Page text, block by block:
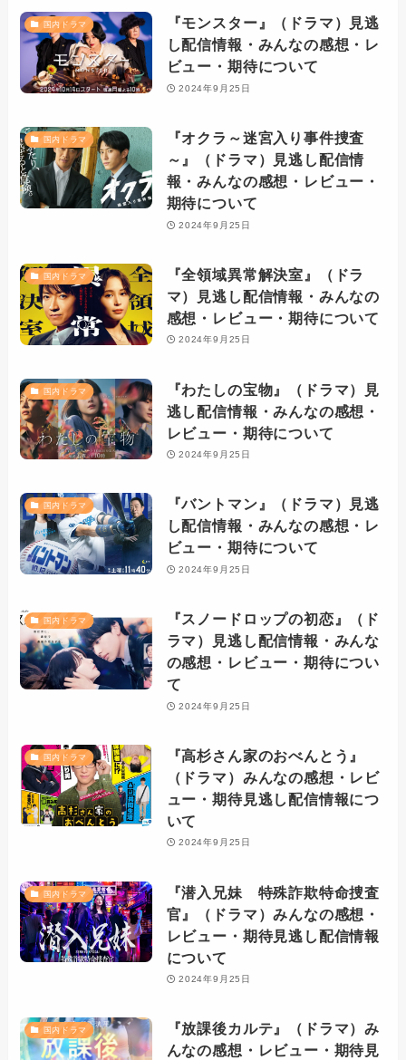
国内ドラマ
『モンスター』（ドラマ）見逃
し配信情報・みんなの感想・レ
ビュー・期待について
2024年9月25日
国内ドラマ
『オクラ～迷宮入り事件捜査
～』（ドラマ）見逃し配信情
報・みんなの感想・レビュー・
期待について
2024年9月25日
国内ドラマ
『全領域異常解決室』（ドラ
マ）見逃し配信情報・みんなの
感想・レビュー・期待について
2024年9月25日
国内ドラマ
『わたしの宝物』（ドラマ）見
逃し配信情報・みんなの感想・
レビュー・期待について
2024年9月25日
国内ドラマ
『バントマン』（ドラマ）見逃
し配信情報・みんなの感想・レ
ビュー・期待について
2024年9月25日
国内ドラマ
『スノードロップの初恋』（ド
ラマ）見逃し配信情報・みんな
の感想・レビュー・期待につい
て
2024年9月25日
国内ドラマ
『高杉さん家のおべんとう』
（ドラマ）みんなの感想・レビ
ュー・期待見逃し配信情報につ
いて
2024年9月25日
国内ドラマ
『潜入兄妹 特殊詐欺特命捜査
官』（ドラマ）みんなの感想・
レビュー・期待見逃し配信情報
について
2024年9月25日
国内ドラマ
『放課後カルテ』（ドラマ）み
んなの感想・レビュー・期待見